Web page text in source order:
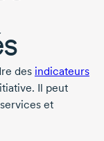
des indicateurs
Il peut
et